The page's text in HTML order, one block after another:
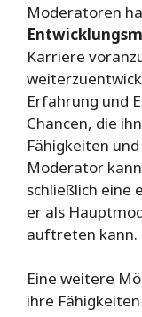
Moderatoren
Karriere
Erfahrung und
Chancen, die
Fähigkeiten
Moderator
schließlich eine
er als
auftreten kann.
Eine weitere
ihre